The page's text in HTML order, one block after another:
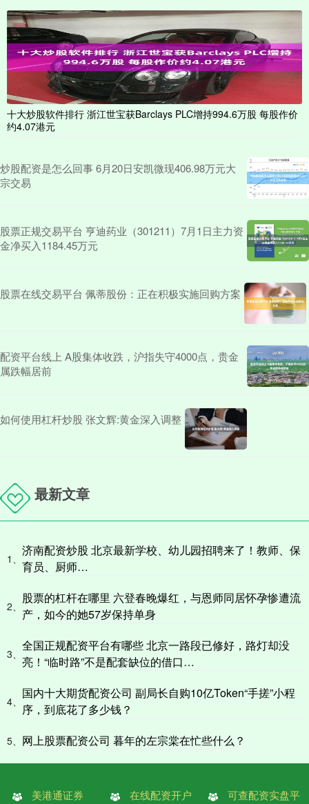
十大炒股软件排行 浙江世宝获Barclays PLC增持994.6万股 每股作价
约4.07港元
炒股配资是怎么回事 6月20日安凯微现406.98万元大
宗交易
股票正规交易平台 亨迪药业（301211）7月1日主力资
金净买入1184.45万元
股票在线交易平台 佩蒂股份：正在积极实施回购方案
配资平台线上 A股集体收跌，沪指失守4000点，贵金
属跌幅居前
如何使用杠杆炒股 张文辉:黄金深入调整
最新文章
1、
济南配资炒股 北京最新学校、幼儿园招聘来了！教师、保
育员、厨师…
2、
股票的杠杆在哪里 六登春晚爆红，与恩师同居怀孕惨遭流
产，如今的她57岁保持单身
3、
全国正规配资平台有哪些 北京一路段已修好，路灯却没
亮！“临时路”不是配套缺位的借口…
4、
国内十大期货配资公司 副局长自购10亿Token“手搓”小程
序，到底花了多少钱？
5、 网上股票配资公司 暮年的左宗棠在忙些什么？
美港通证券 在线配资开户 可查配资实盘平